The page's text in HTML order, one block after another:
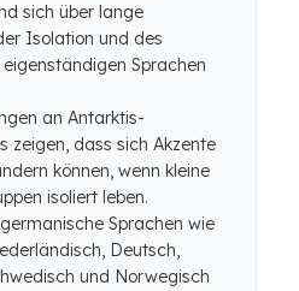
sich über lange
Isolation und des
Sprachen
an Antarktis-
zeigen, dass sich Akzente
können, wenn kleine
isoliert leben.
Sprachen wie
Deutsch,
und Norwegisch